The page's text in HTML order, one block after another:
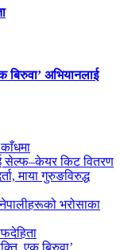
बिरुवा’ अभियानलाई
सेल्फ–केयर किट वितरण
माया गुरुङविरुद्ध
भरोसाका
एक बिरुवा’